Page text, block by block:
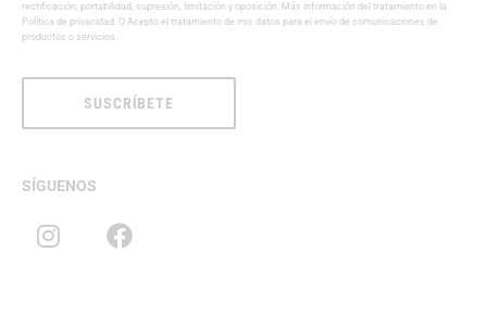
rectificación, portabilidad, supresión, limitación y oposición. Más información del tratamiento en la
Política de privacidad . O Acepto el tratamiento de mis datos para el envío de comunicaciones de
productos o servicios.
SUSCRÍBETE
SÍGUENOS